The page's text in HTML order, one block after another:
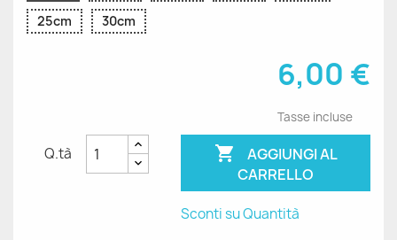
25cm
30cm
6,00 €
Tasse incluse
Q.tà 
CARRELLO
Sconti su Quantità